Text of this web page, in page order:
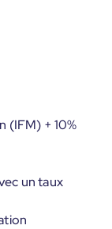
(IFM) + 10%
un taux